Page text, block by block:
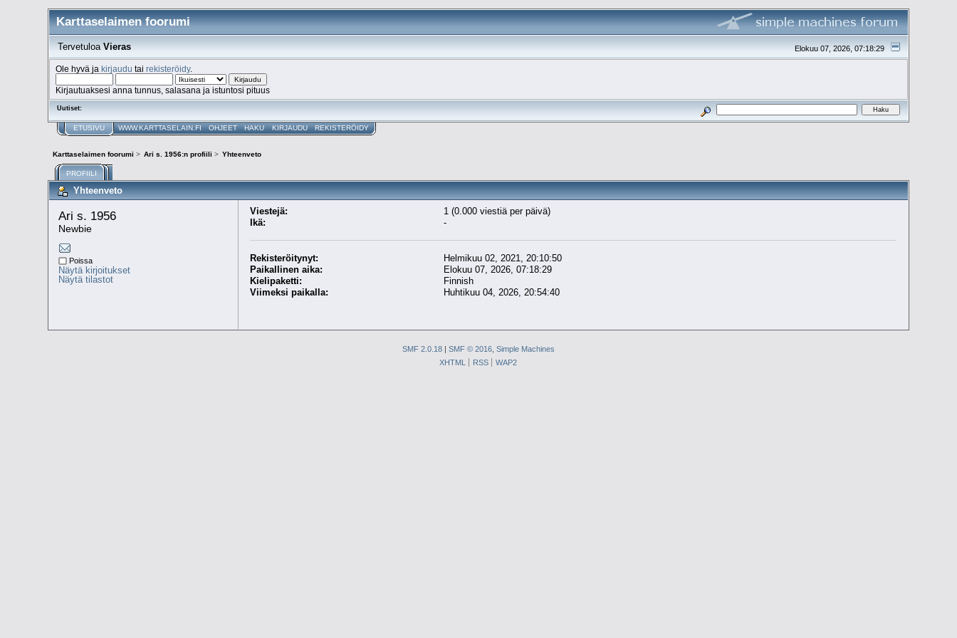
Karttaselaimen foorumi
Elokuu 07, 2026, 07:18:29
Tervetuloa Vieras
Ole hyvä jakirjaudu tairekisteröidy.
Kirjautuaksesi anna tunnus, salasana ja istuntosi pituus
Uutiset:
ETUSIVU WWW.KARTTASELAIN.FI OHJEET HAKU KIRJAUDU REKISTERÖIDY
Karttaselaimen foorumi > Ari s. 1956:n profiili > Yhteenveto
PROFIILI
Yhteenveto
Ari s. 1956
Newbie
Poissa
Näytä kirjoitukset
Näytä tilastot
Viestejä:
1 (0.000 viestiä per päivä)
Ikä:
-
Rekisteröitynyt:
Helmikuu 02, 2021, 20:10:50
Paikallinen aika:
Elokuu 07, 2026, 07:18:29
Kielipaketti:
Finnish
Viimeksi paikalla:
Huhtikuu 04, 2026, 20:54:40
SMF 2.0.18 | SMF © 2016 Simple Machines
XHTML
RSS WAP2